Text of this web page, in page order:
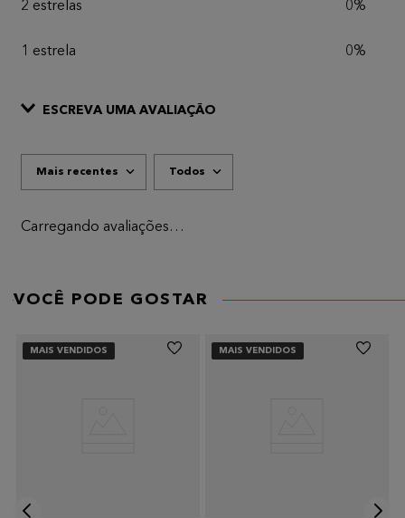
2 estrelas 0%
1 estrela 0%
ESCREVA UMA AVALIAÇÃO
★ ★★★★
Mais recentes Todos
Carregando avaliações…
VOCÊ PODE GOSTAR
MAIS VENDIDOS MAIS VENDIDOS